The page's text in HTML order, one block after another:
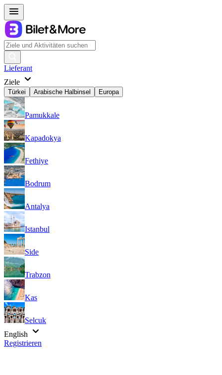
Lieferant
Ziele
Türkei Arabische Halbinsel Europa
Pamukkale
Kapadokya
Fethiye
Bodrum
Antalya
Istanbul
Side
Trabzon
Kas
Selcuk
English
Registrieren